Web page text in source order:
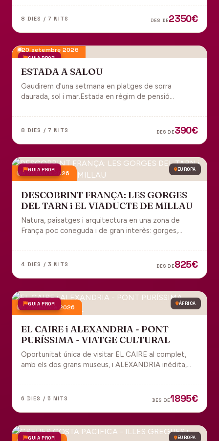
tot inclòs per gaudir plenament de Portugal.
8 DIES / 7 NITS DES DE2350€
GUIA PROPI
20 setembre 2026
ESTADA A SALOU
Gaudirem d'una setmana en platges de sorra
daurada, sol i mar.Estada en règim de pensió
8 DIES / 7 NITS DES DE390€
GUIA PROPI EUROPA
9 octubre 2026
DESCOBRINT FRANÇA: LES GORGES
DEL TARN i EL VIADUCTE DE MILLAU
Natura, paisatges i arquitectura en una zona de
França poc coneguda i de gran interès: gorges,
de Millau.
4 DIES / 3 NITS DES DE825€
GUIA PROPI ÀFRICA
4 desembre 2026
EL CAIRE i ALEXANDRIA - PONT
PURÍSSIMA - VIATGE CULTURAL
Oportunitat única de visitar EL CAIRE al complet,
amb els dos grans museus, i ALEXANDRIA inèdita,
6 DIES / 5 NITS DES DE1895€
GUIA PROPI EUROPA